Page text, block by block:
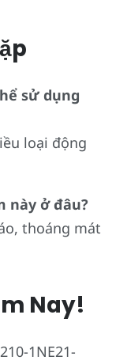
sử dụng
loại động
này ở đâu?
thoáng mát
Nay!
1NE21-